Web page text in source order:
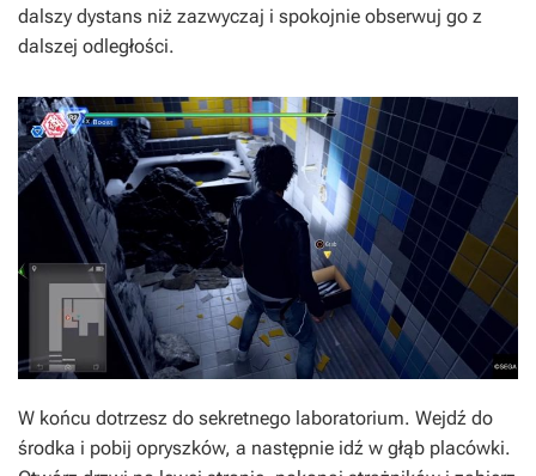
dalszy dystans niż zazwyczaj i spokojnie obserwuj go z
dalszej odległości.
W końcu dotrzesz do sekretnego laboratorium. Wejdź do
środka i pobij opryszków, a następnie idź w głąb placówki.